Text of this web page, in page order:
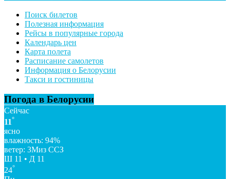
Поиск билетов
Полезная информация
Рейсы в популярные города
Календарь цен
Карта полета
Расписание самолетов
Информация о Белорусии
Такси и гостиницы
Погода в Белорусии
Сейчас
11°
ясно
влажность: 94%
ветер: 3Миз ССЗ
Ш 11 • Д 11
24°